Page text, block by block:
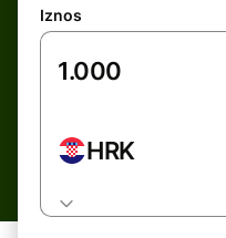
Iznos
HRK